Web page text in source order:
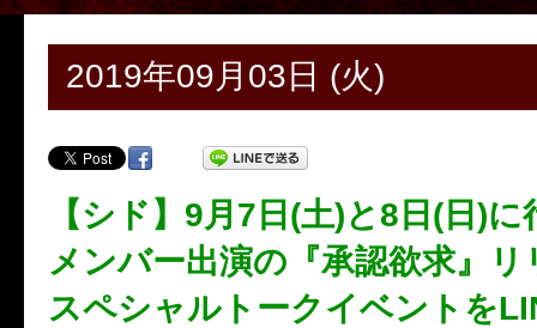
2019年09月03日 (火)
【シド】9月7日(土)と8日(日)
メンバー出演の『承認欲求』リ
スペシャルトークイベントを